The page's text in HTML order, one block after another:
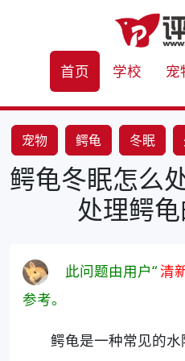
首页 学校 宠
宠物 鳄龟 冬眠
鳄龟冬眠怎么
处理鳄龟
此问题由用户“ 清
参考。
鳄龟是一种常见的